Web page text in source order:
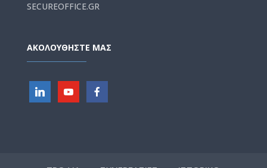
SECUREOFFICE.GR
ΑΚΟΛΟΥΘΗΣΤΕ ΜΑΣ